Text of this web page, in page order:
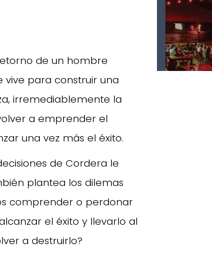
de un hombre
vive para construir una
irremediablemente la
a emprender el
una vez más el éxito.
de Cordera le
plantea los dilemas
comprender o perdonar
el éxito y llevarlo al
a destruirlo?